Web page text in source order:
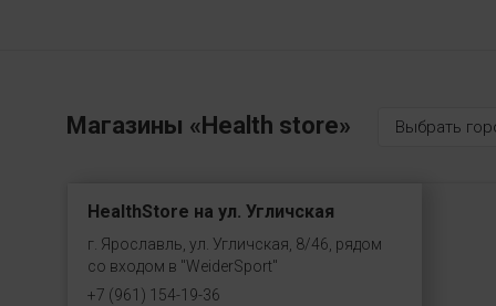
Магазины «Health store» Выбрать
HealthStore на ул. Угличская
г. Ярославль, ул. Угличская, 8/46, рядом
со входом в "WeiderSport"
+7 (961) 154-19-36